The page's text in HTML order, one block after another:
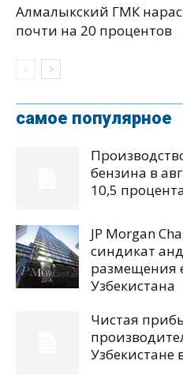
Алмалыкский ГМК
почти на 20 процентов
самое популярное
бензина в
10,5
JP Morgan
синдикат
размещения
Узбекистана
Чистая
Узбекистане